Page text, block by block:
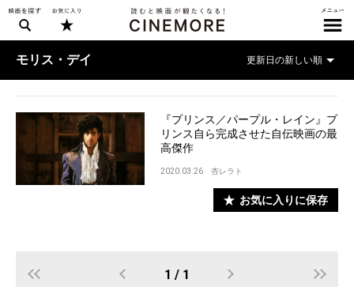
モリス・デイ
『プリンス／パープル・レイン』プ
リンス自ら完成させた自伝映画の最
高傑作
2020.03.26 杏レラト
お気に入りに保存
1 / 1